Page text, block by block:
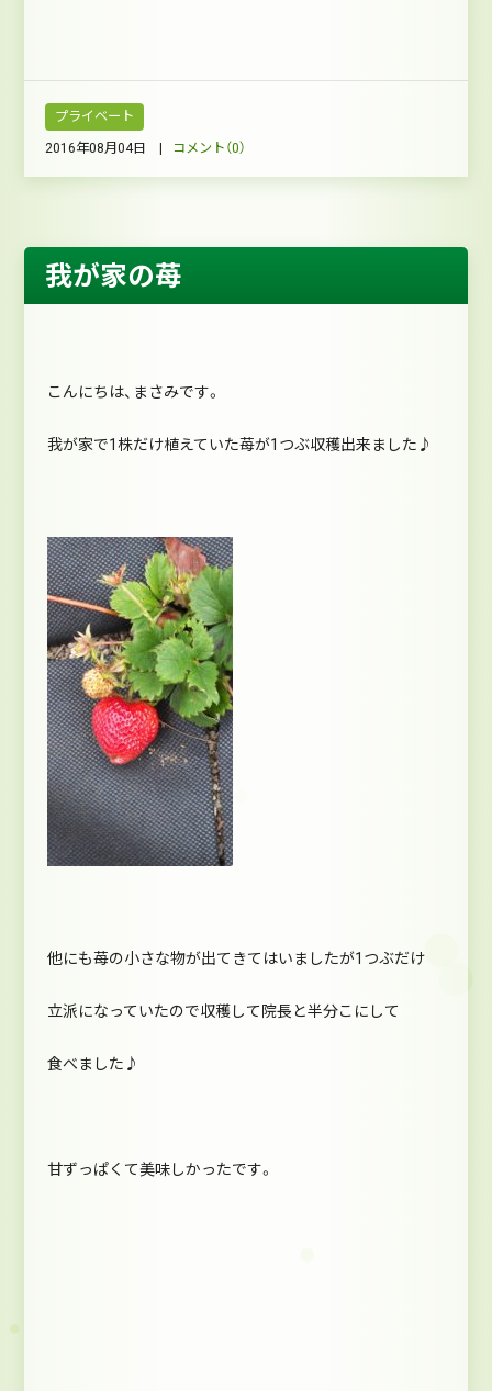
プライベート
2016年08月04日 | コメント（0）
我が家の苺
こんにちは、まさみです。
我が家で1株だけ植えていた苺が1つぶ収穫出来ました♪
他にも苺の小さな物が出てきてはいましたが1つぶだけ
立派になっていたので収穫して院長と半分こにして
食べました♪
甘ずっぱくて美味しかったです。